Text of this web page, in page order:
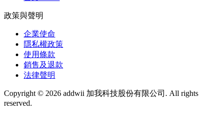
政策與聲明
企業使命
隱私權政策
使用條款
銷售及退款
法律聲明
Copyright © 2026 addwii 加我科技股份有限公司. All rights
reserved.